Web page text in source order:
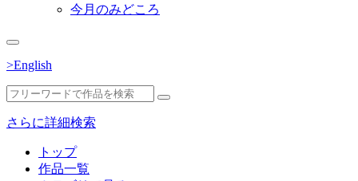
今月のみどころ
>English
さらに詳細検索
トップ
作品一覧